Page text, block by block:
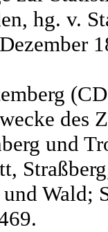
hg. v.
des
und
Wald;